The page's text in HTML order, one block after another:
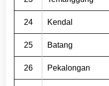
24 Kendal
25 Batang
26 Pekalongan